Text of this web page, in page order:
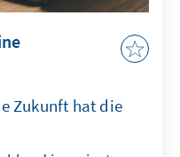
Zukunft hat die